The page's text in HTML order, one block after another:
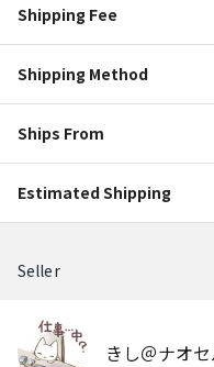
Shipping Fee
Shipping Method
Ships From
Estimated Shipping
Seller
きし＠ナオ